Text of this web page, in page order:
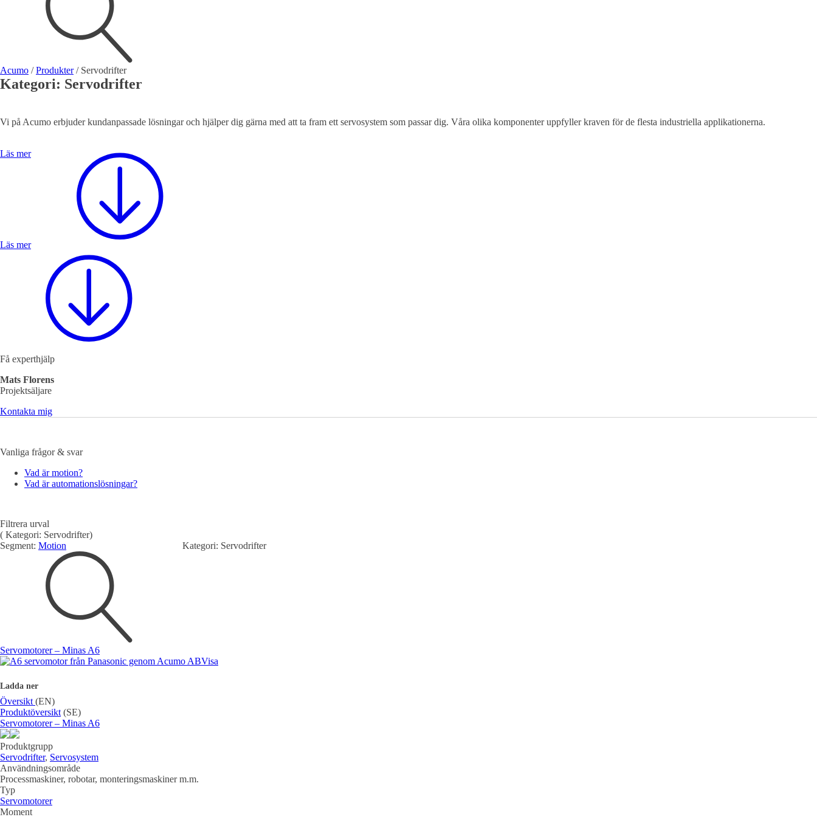
Se alla produkterSe alla leverantörer
Vi hjälper gärna till!
Axelkopplingar Kulskruvar
Pulsgivare / Encoders
LinjärmotorerServodrifter
Räknare / Displayer
Varningsljus
Övrigt
KablageESD / Antistatutrustning
Acumo /Produkter/ Servodrifter
Kategori: Servodrifter
Vi på Acumo erbjuder kundanpassade lösningar och hjälper dig gärna med att ta fram ett servosystem som passar dig. Våra olika komponenter uppfyller kraven för de flesta industriella applikationerna.
Läs mer
Läs mer
Få experthjälp
Mats Florens
Projektsäljare
Kontakta mig
Vanliga frågor & svar
Vad är motion?
Vad är automationslösningar?
Filtrera urval
( Kategori: Servodrifter)
Segment: Motion Kategori: Servodrifter
Servomotorer – Minas A6
Visa
Ladda ner
Översikt (EN)
Produktöversikt (SE)
Servomotorer – Minas A6
Produktgrupp
Servodrifter, Servosystem
Användningsområde
Processmaskiner, robotar, monteringsmaskiner m.m.
Typ
Servomotorer
Moment